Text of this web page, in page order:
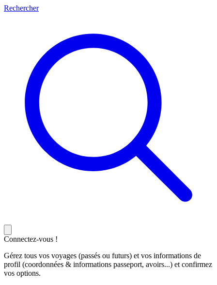
Rechercher
Connectez-vous !
Gérez tous vos voyages (passés ou futurs) et vos informations de
profil (coordonnées & informations passeport, avoirs...) et confirmez
vos options.